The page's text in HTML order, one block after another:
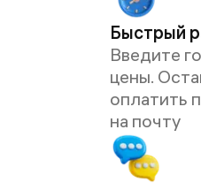
Быстрый
Введите
цены.
оплатить
на почту